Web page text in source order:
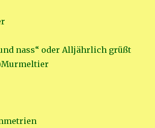
nass“ oder Alljährlich grüßt